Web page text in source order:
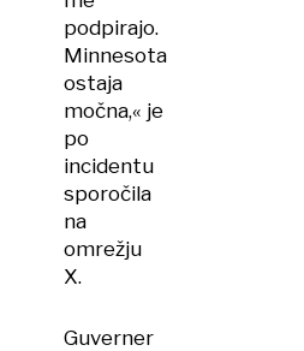
podpirajo.
Minnesota
ostaja
močna,« je
po
incidentu
sporočila
na
omrežju
X.
Guverner